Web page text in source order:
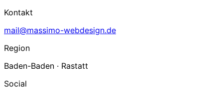
Kontakt
mail@massimo-webdesign.de
Region
Baden-Baden · Rastatt
Social